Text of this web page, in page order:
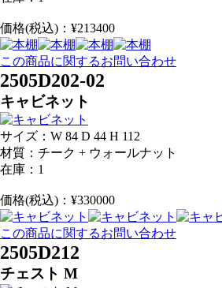
価格(税込)：¥213400
この商品に関するお問い合わせ
2505D202-02
キャビネット
サイズ：W 84 D 44 H 112
材質：チーク + ウォールナット
在庫：1
価格(税込)：¥330000
この商品に関するお問い合わせ
2505D212
チェスト M